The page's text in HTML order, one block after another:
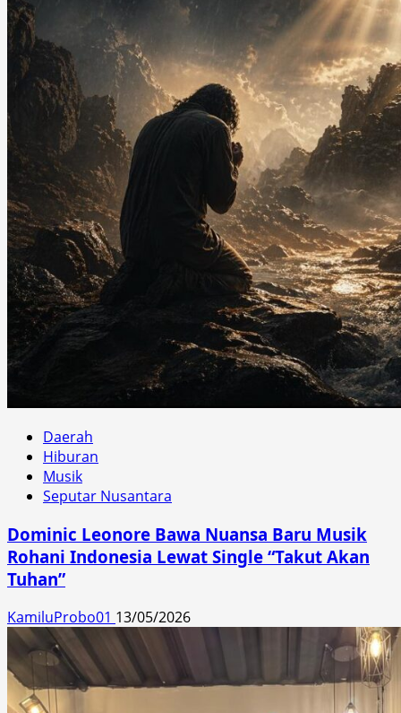
Daerah
Hiburan
Musik
Seputar Nusantara
Dominic Leonore Bawa Nuansa Baru Musik
Rohani Indonesia Lewat Single “Takut Akan
Tuhan”
KamiluProbo01 13/05/2026